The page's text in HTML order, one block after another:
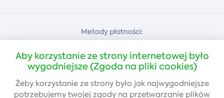
Metody płatności:
Za pobraniem Płatność kartą
Przelew bankowy
Aby korzystanie ze strony internetowej było
wygodniejsze (Zgoda na pliki cookies)
Żeby korzystanie ze strony było jak najwygodniejsze
potrzebujemy twojej zgody na przetwarzanie plików